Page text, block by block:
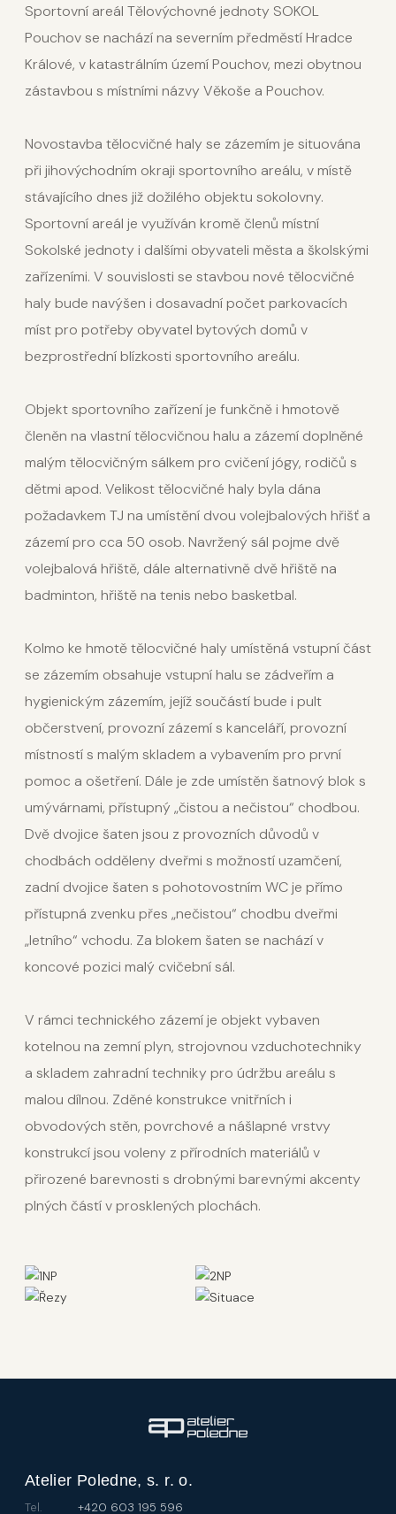
Sportovní areál Tělovýchovné jednoty SOKOL
Pouchov se nachází na severním předměstí Hradce
Králové, v katastrálním území Pouchov, mezi obytnou
zástavbou s místními názvy Věkoše a Pouchov.
Novostavba tělocvičné haly se zázemím je situována
při jihovýchodním okraji sportovního areálu, v místě
stávajícího dnes již dožilého objektu sokolovny.
Sportovní areál je využíván kromě členů místní
Sokolské jednoty i dalšími obyvateli města a školskými
zařízeními. V souvislosti se stavbou nové tělocvičné
haly bude navýšen i dosavadní počet parkovacích
míst pro potřeby obyvatel bytových domů v
bezprostřední blízkosti sportovního areálu.
Objekt sportovního zařízení je funkčně i hmotově
členěn na vlastní tělocvičnou halu a zázemí doplněné
malým tělocvičným sálkem pro cvičení jógy, rodičů s
dětmi apod. Velikost tělocvičné haly byla dána
požadavkem TJ na umístění dvou volejbalových hřišť a
zázemí pro cca 50 osob. Navržený sál pojme dvě
volejbalová hřiště, dále alternativně dvě hřiště na
badminton, hřiště na tenis nebo basketbal.
Kolmo ke hmotě tělocvičné haly umístěná vstupní část
se zázemím obsahuje vstupní halu se zádveřím a
hygienickým zázemím, jejíž součástí bude i pult
občerstvení, provozní zázemí s kanceláří, provozní
místností s malým skladem a vybavením pro první
pomoc a ošetření. Dále je zde umístěn šatnový blok s
umývárnami, přístupný „čistou a nečistou“ chodbou.
Dvě dvojice šaten jsou z provozních důvodů v
chodbách odděleny dveřmi s možností uzamčení,
zadní dvojice šaten s pohotovostním WC je přímo
přístupná zvenku přes „nečistou“ chodbu dveřmi
„letního“ vchodu. Za blokem šaten se nachází v
koncové pozici malý cvičební sál.
V rámci technického zázemí je objekt vybaven
kotelnou na zemní plyn, strojovnou vzduchotechniky
a skladem zahradní techniky pro údržbu areálu s
malou dílnou. Zděné konstrukce vnitřních i
obvodových stěn, povrchové a nášlapné vrstvy
konstrukcí jsou voleny z přírodních materiálů v
přirozené barevnosti s drobnými barevnými akcenty
plných částí v prosklených plochách.
Atelier Poledne, s. r. o.
Tel. +420 603 195 596